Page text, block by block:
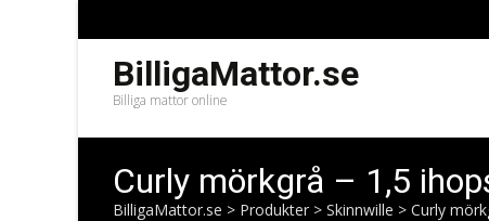
BilligaMattor.se
Billiga mattor online
Curly mörkgrå – 1,5
BilligaMattor.se > Produkter > Skinnwille > Curly